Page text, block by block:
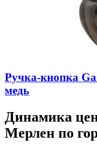
Ручка-кнопка
медь
Динамика
Мерлен по